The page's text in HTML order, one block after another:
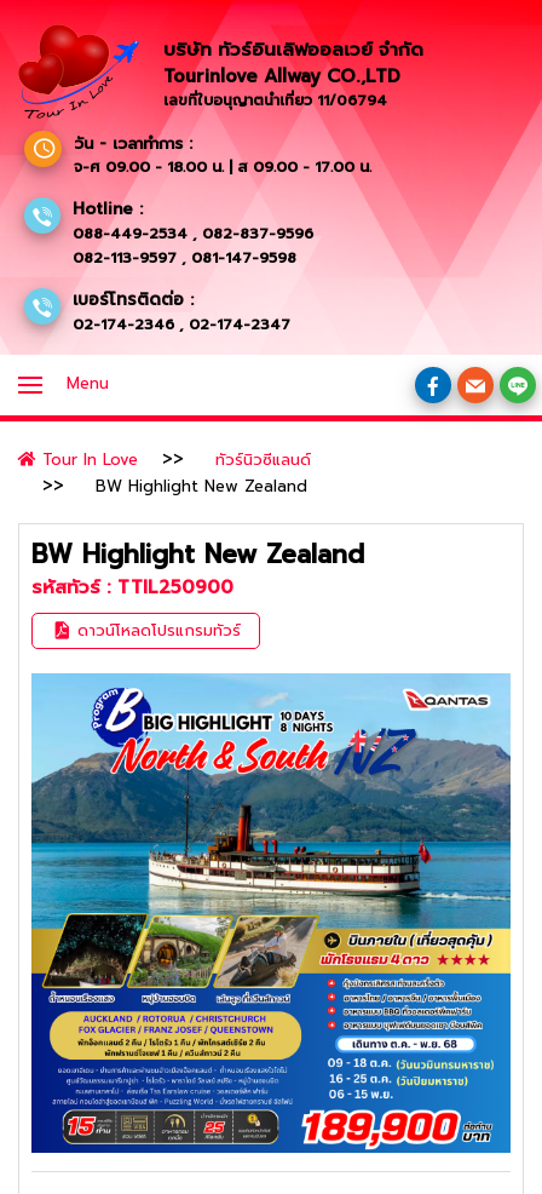
บริษัท ทัวร์อินเลิฟออลเวย์ จำกัด
Tourinlove Allway CO.,LTD
เลขที่ใบอนุญาตนำเที่ยว 11/06794
วัน - เวลาทำการ :
จ-ศ 09.00 - 18.00 น. | ส 09.00 - 17.00 น.
Hotline :
088-449-2534 , 082-837-9596
082-113-9597 , 081-147-9598
เบอร์โทรติดต่อ :
02-174-2346 , 02-174-2347
Menu
Tour In Love
ทัวร์นิวซีแลนด์
BW Highlight New Zealand
BW Highlight New Zealand
รหัสทัวร์ : TTIL250900
ดาวน์โหลดโปรแกรมทัวร์